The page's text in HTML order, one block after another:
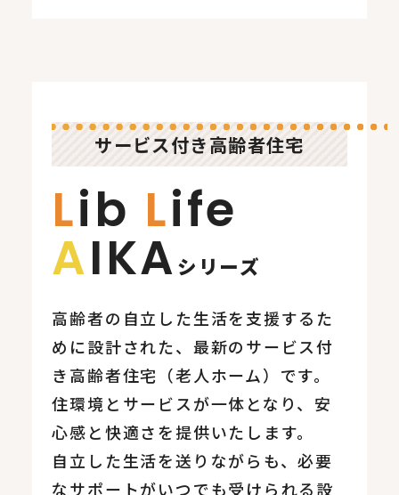
サービス付き高齢者住宅
Lib Life
AIKAシリーズ
高齢者の自立した生活を支援するた
めに設計された、最新のサービス付
き高齢者住宅（老人ホーム）です。
住環境とサービスが一体となり、安
心感と快適さを提供いたします。
自立した生活を送りながらも、必要
なサポートがいつでも受けられる設